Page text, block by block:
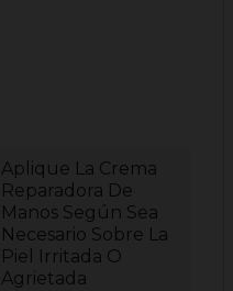
Aplique La Crema
Reparadora De
Manos Según Sea
Necesario Sobre La
Piel Irritada O
Agrietada